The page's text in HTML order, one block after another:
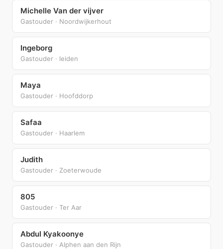
Michelle Van der vijver
Gastouder · Noordwijkerhout
Ingeborg
Gastouder · leiden
Maya
Gastouder · Hoofddorp
Safaa
Gastouder · Haarlem
Judith
Gastouder · Zoeterwoude
805
Gastouder · Ter Aar
Abdul Kyakoonye
Gastouder · Alphen aan den Rijn